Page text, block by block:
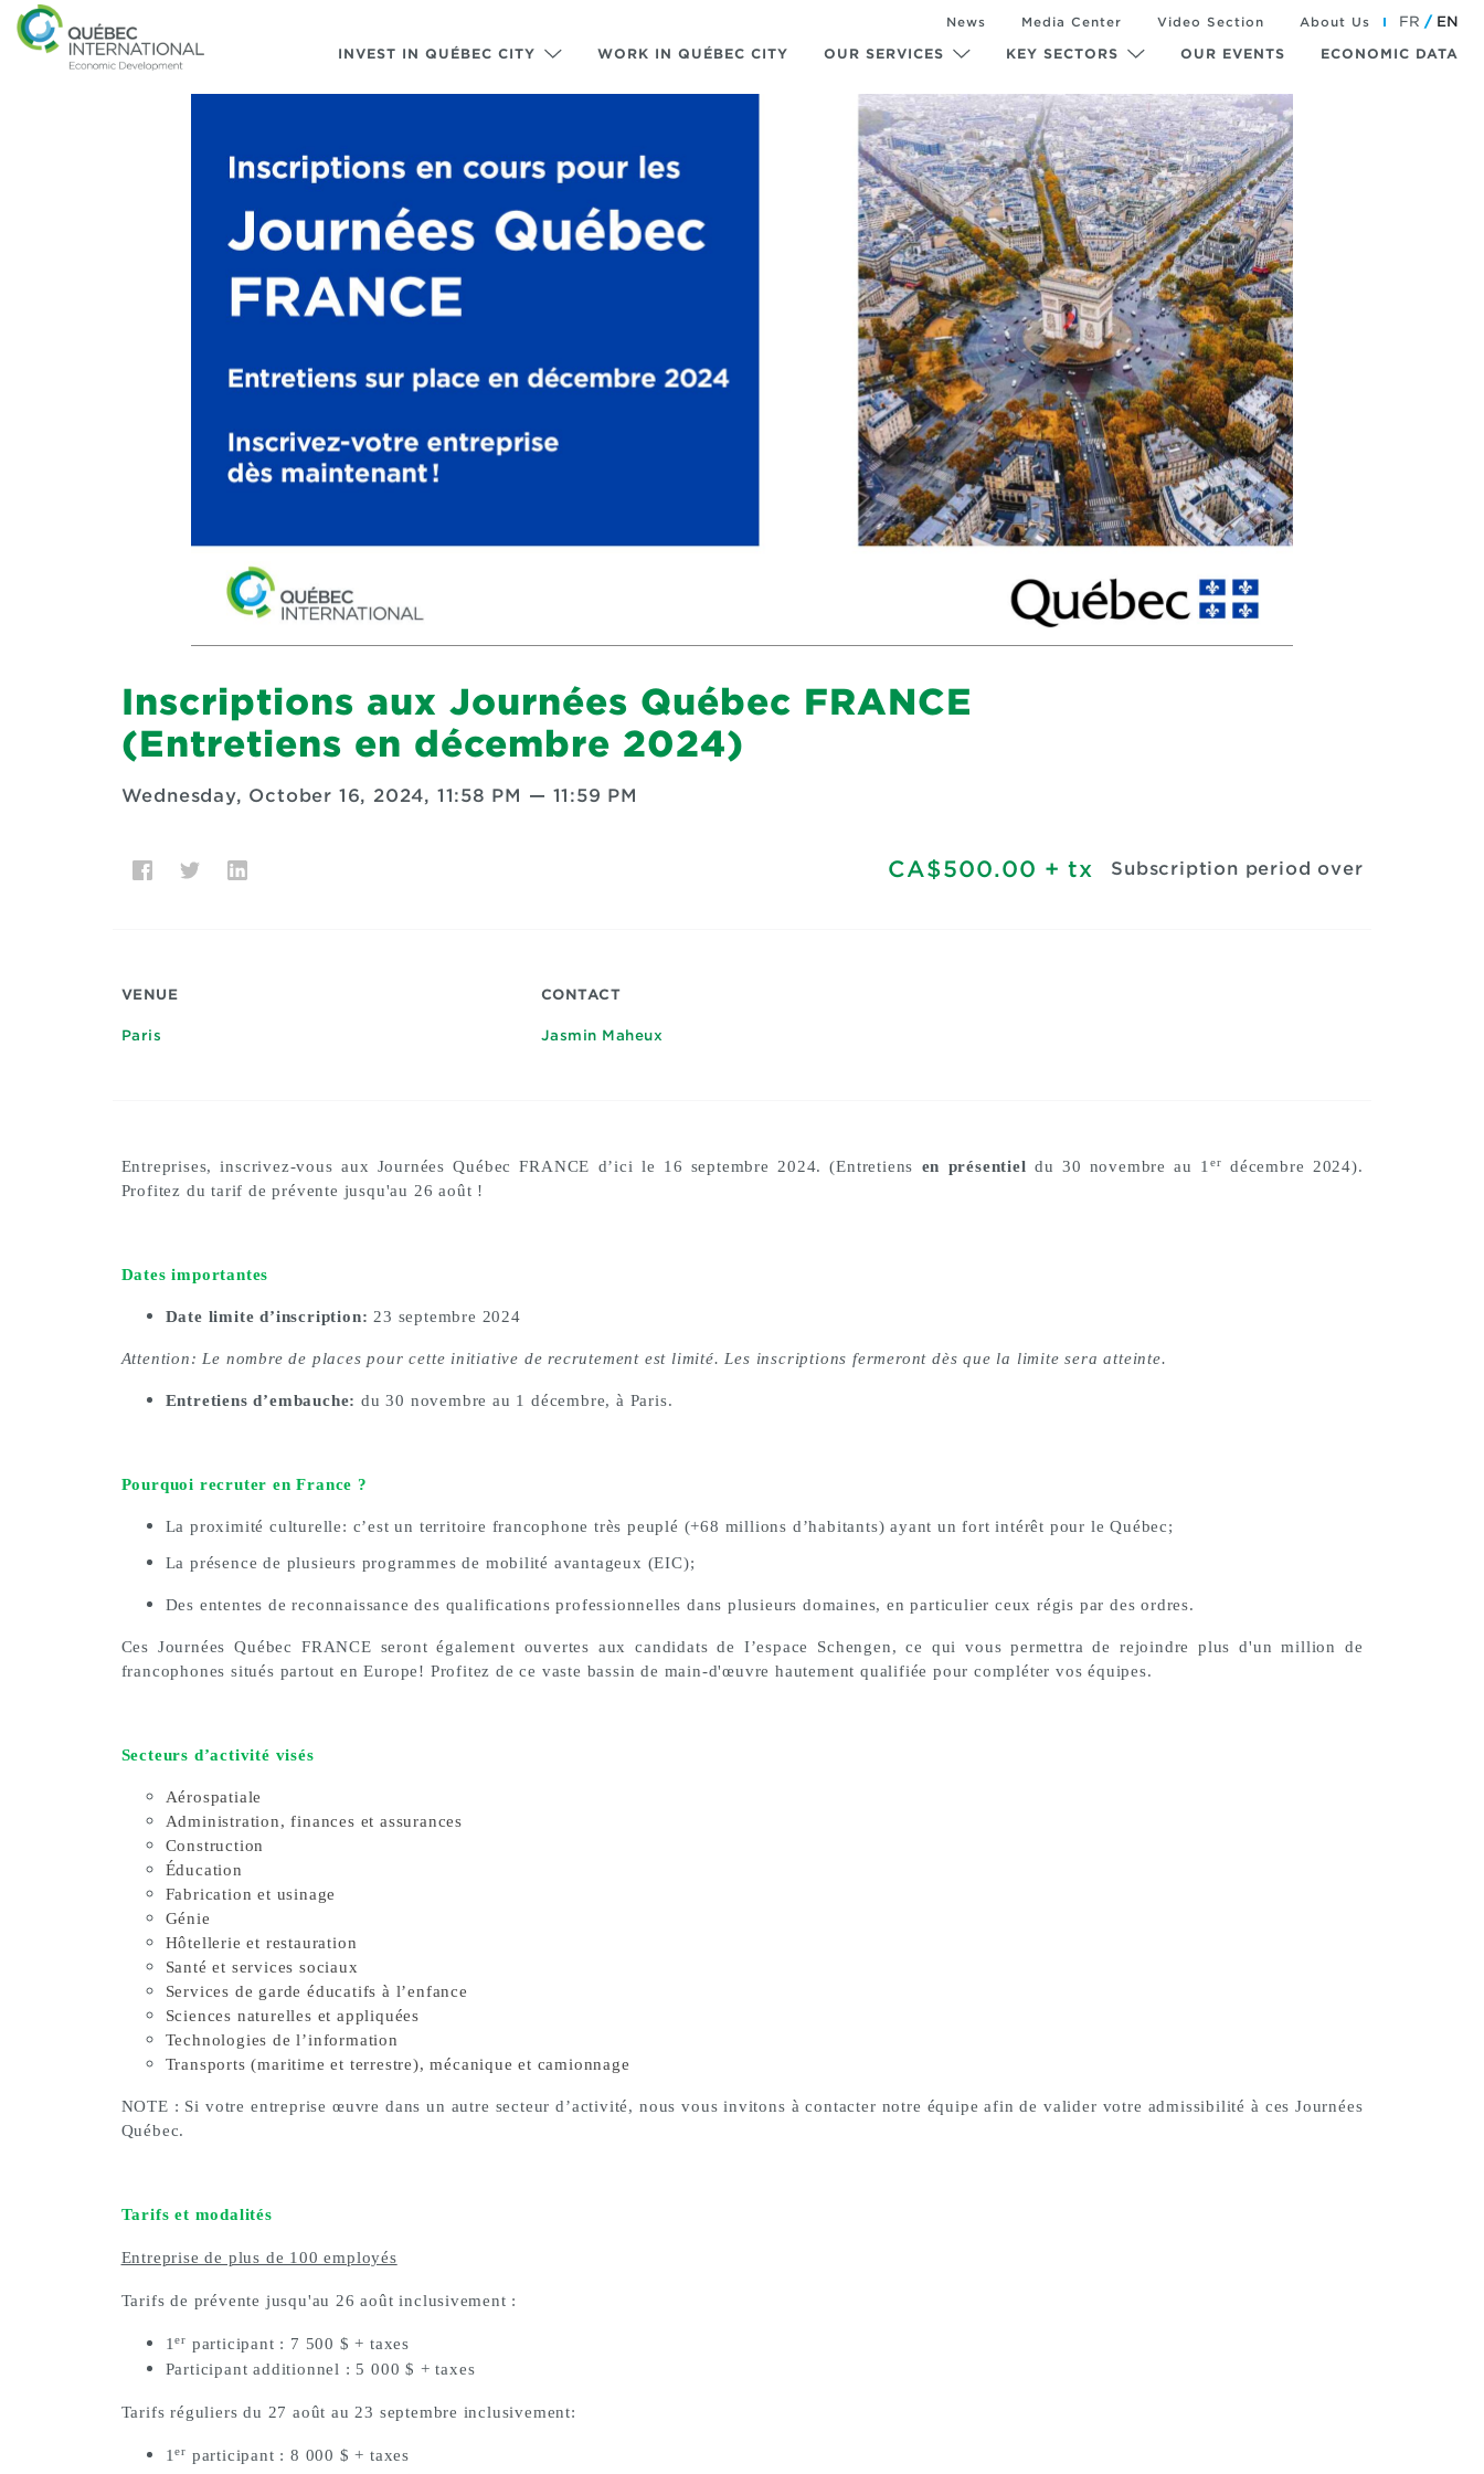
INVEST IN QUÉBEC CITY WORK IN QUÉBEC CITY OUR SERVICES KEY SECTORS OUR EVENTS ECONOMIC DATA
News Media Center Video Section About Us FR EN
Inscriptions aux Journées Québec FRANCE
(Entretiens en décembre 2024)
Wednesday, October 16, 2024, 11:58 PM — 11:59 PM
CA$500.00 + tx Subscription period over
VENUE
Paris
CONTACT
Jasmin Maheux
Entreprises, inscrivez-vous aux Journées Québec FRANCE d’ici le 16 septembre 2024. (Entretiens en présentiel du 30 novembre au 1er
décembre 2024).
Profitez du tarif de prévente jusqu'au 26 août !
Dates importantes
Date limite d’inscription: 23 septembre 2024
Attention: Le nombre de places pour cette initiative de recrutement est limité. Les inscriptions fermeront dès que la limite sera atteinte.
Entretiens d’embauche: du 30 novembre au 1 décembre, à Paris.
Pourquoi recruter en France ?
La proximité culturelle: c’est un territoire francophone très peuplé (+68 millions d’habitants) ayant un fort intérêt pour le Québec;
La présence de plusieurs programmes de mobilité avantageux (EIC);
Des ententes de reconnaissance des qualifications professionnelles dans plusieurs domaines, en particulier ceux régis par des ordres.
Ces Journées Québec FRANCE seront également ouvertes aux candidats de I’espace Schengen, ce qui vous permettra de rejoindre plus d'un million de
francophones situés partout en Europe! Profitez de ce vaste bassin de main-d'œuvre hautement qualifiée pour compléter vos équipes.
Secteurs d’activité visés
Aérospatiale
Administration, finances et assurances
Construction
Éducation
Fabrication et usinage
Génie
Hôtellerie et restauration
Santé et services sociaux
Services de garde éducatifs à l’enfance
Sciences naturelles et appliquées
Technologies de l’information
Transports (maritime et terrestre), mécanique et camionnage
NOTE : Si votre entreprise œuvre dans un autre secteur d’activité, nous vous invitons à contacter notre équipe afin de valider votre admissibilité à ces Journées
Québec.
Tarifs et modalités
Entreprise de plus de 100 employés
Tarifs de prévente jusqu'au 26 août inclusivement :
1er participant : 7 500 $ + taxes
Participant additionnel : 5 000 $ + taxes
Tarifs réguliers du 27 août au 23 septembre inclusivement:
1er participant : 8 000 $ + taxes